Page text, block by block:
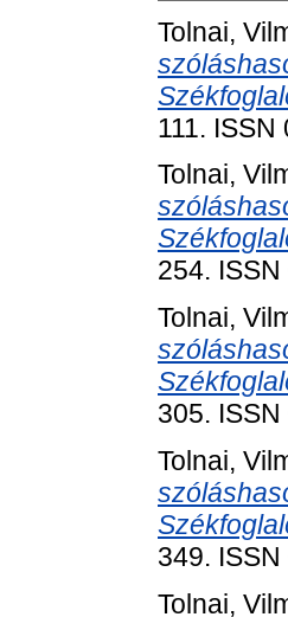
Tolnai,
111.
Tolnai,
254.
Tolnai,
305.
Tolnai,
349.
Tolnai,